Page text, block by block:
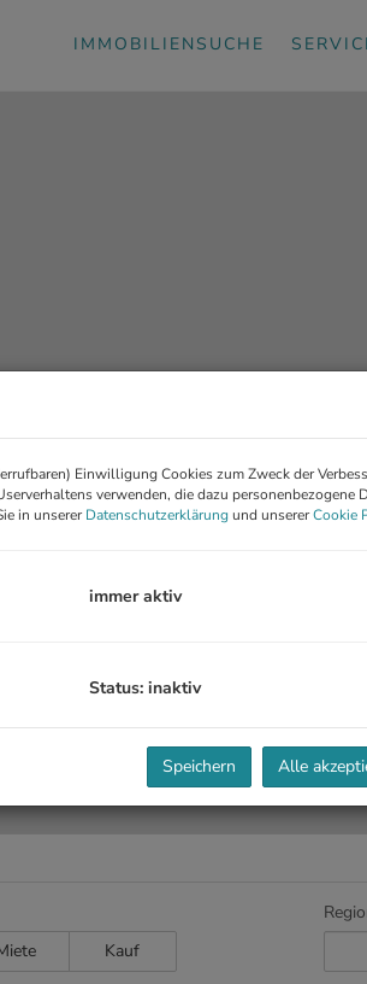
IMMOBILIENSUCHE
in Wien
Kauf
Einwilligung Cookies zum Zweck der
verwenden, die dazu personenbezogene
in unsererDatenschutzerklärungund unsererCookie
immer aktiv
Status: inaktiv
Speichern Alle